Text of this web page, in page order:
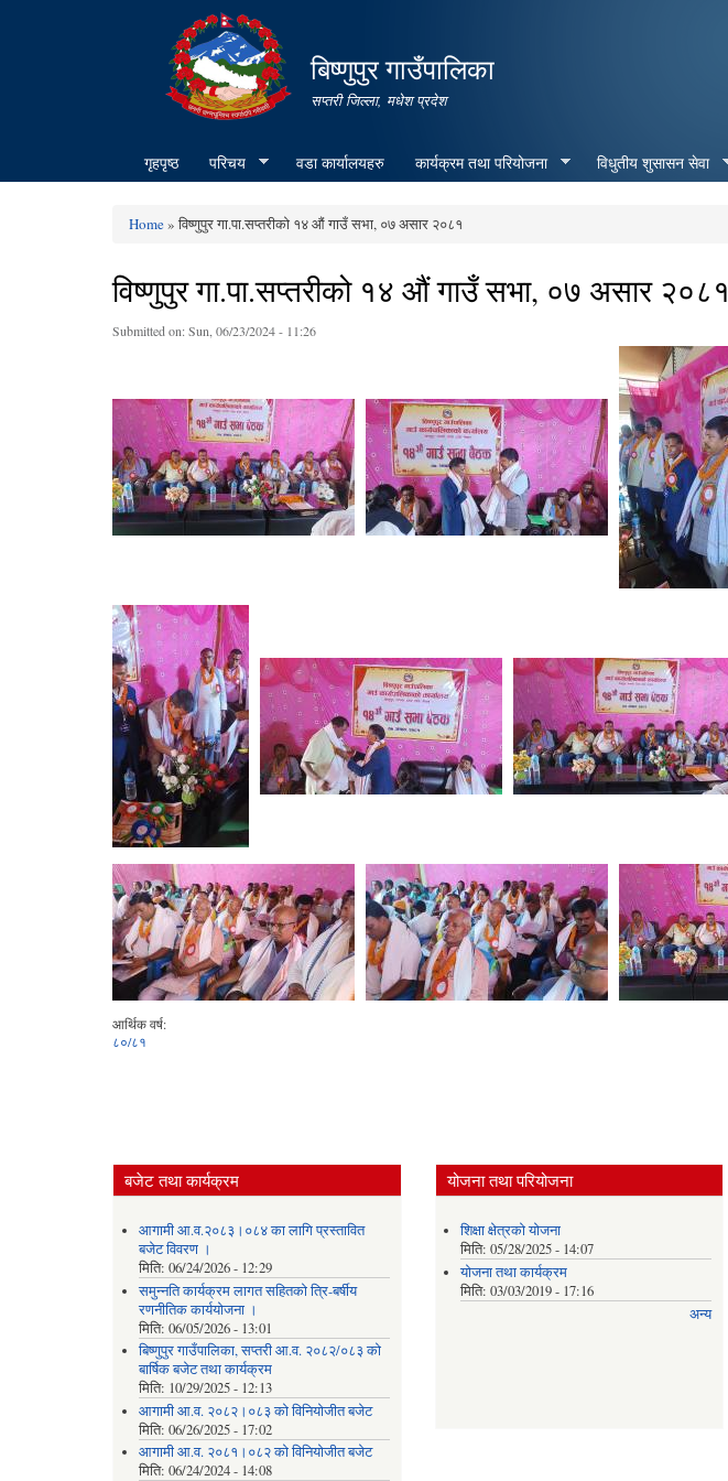
बिष्णुपुर गाउँपालिका
सप्तरी जिल्ला, मधेश प्रदेश
गृहपृष्ठ परिचय वडा कार्यालयहरु कार्यक्रम तथा परियोजना विधुतीय शुसासन सेवा
You are here
Home» विष्णुपुर गा.पा.सप्तरीको १४ औं गाउँ सभा, ०७ असार २०८१
विष्णुपुर गा.पा.सप्तरीको १४ औं गाउँ सभा, ०७ असार २०८१
Submitted on:Sun, 06/23/2024 - 11:26
आर्थिक वर्ष:
८०/८१
बजेट तथा कार्यक्रम
आगामी आ.व.२०८३।०८४ का लागि प्रस्तावित
बजेट विवरण ।
मिति: 06/24/2026 - 12:29
समुन्नति कार्यक्रम लागत सहितको त्रि-बर्षीय
रणनीतिक कार्ययोजना ।
मिति: 06/05/2026 - 13:01
बिष्णुपुर गाउँपालिका, सप्तरी आ.व. २०८२/०८३ को
बार्षिक बजेट तथा कार्यक्रम
मिति: 10/29/2025 - 12:13
आगामी आ.व. २०८२।०८३ को विनियोजीत बजेट
मिति: 06/26/2025 - 17:02
आगामी आ.व. २०८१।०८२ को विनियोजीत बजेट
मिति: 06/24/2024 - 14:08
योजना तथा परियोजना
शिक्षा क्षेत्रकाे याेजना
मिति:05/28/2025 - 14:07
याेजना तथा कार्यक्रम
मिति:03/03/2019 - 17:16
अन्य